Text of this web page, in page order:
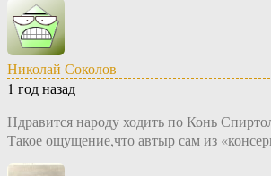
Николай Соколов
1 год назад
Ндравится народу ходить по Конь
Такое ощущение,что автыр сам из